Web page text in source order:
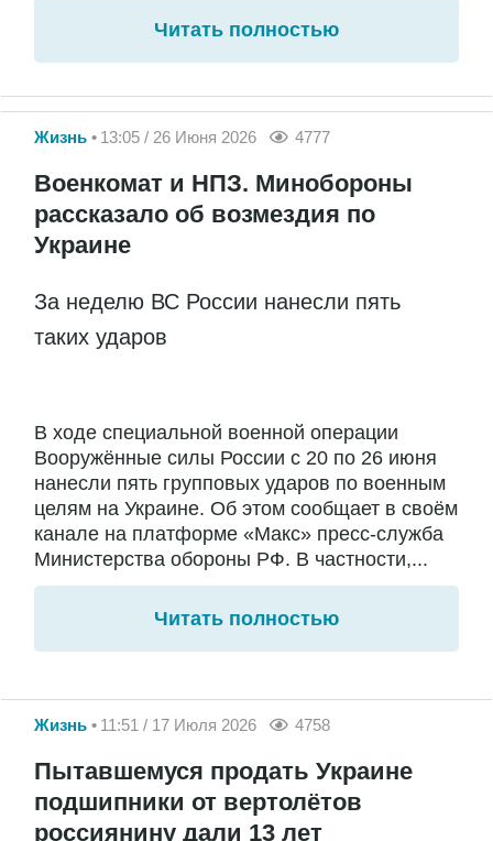
Читать полностью
Жизнь 13:05 / 26 Июня 2026 4777
Военкомат и НПЗ. Минобороны
рассказало об возмездия по
Украине
За неделю ВС России нанесли пять
таких ударов
В ходе специальной военной операции
Вооружённые силы России с 20 по 26 июня
нанесли пять групповых ударов по военным
целям на Украине. Об этом сообщает в своём
канале на платформе «Макс» пресс-служба
Министерства обороны РФ. В частности,...
Читать полностью
Жизнь 11:51 / 17 Июля 2026 4758
Пытавшемуся продать Украине
подшипники от вертолётов
россиянину дали 13 лет